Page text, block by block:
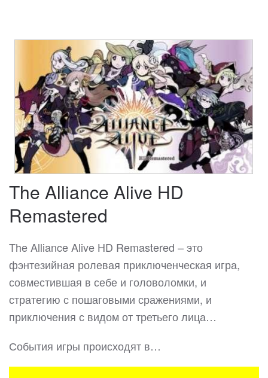
The Alliance Alive HD
Remastered
The Alliance Alive HD Remastered – это
фэнтезийная ролевая приключенческая игра,
совместившая в себе и головоломки, и
стратегию с пошаговыми сражениями, и
приключения с видом от третьего лица…
События игры происходят в…